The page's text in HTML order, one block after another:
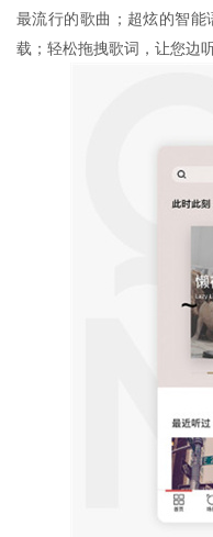
最流行的歌曲；超炫的智
载；轻松拖拽歌词，让您边